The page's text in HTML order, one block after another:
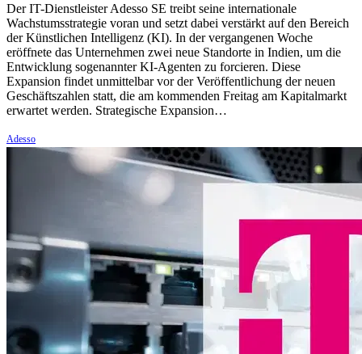
Der IT-Dienstleister Adesso SE treibt seine internationale
Wachstumsstrategie voran und setzt dabei verstärkt auf den Bereich
der Künstlichen Intelligenz (KI). In der vergangenen Woche
eröffnete das Unternehmen zwei neue Standorte in Indien, um die
Entwicklung sogenannter KI-Agenten zu forcieren. Diese
Expansion findet unmittelbar vor der Veröffentlichung der neuen
Geschäftszahlen statt, die am kommenden Freitag am Kapitalmarkt
erwartet werden. Strategische Expansion…
Adesso